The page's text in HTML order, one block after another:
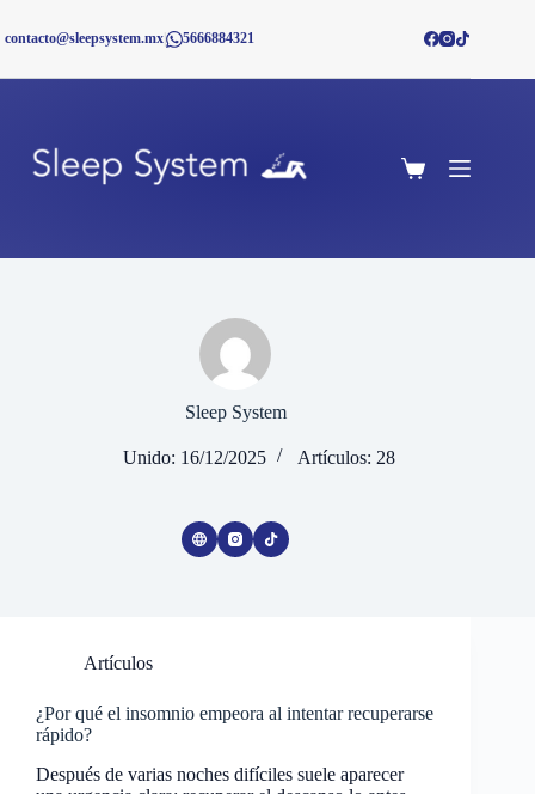
contenido
contacto@sleepsystem.mx 5666884321
Shopping
Sleep System
Unido: 16/12/2025 Artículos: 28
Artículos
¿Por qué el insomnio empeora al intentar recuperarse
rápido?
Después de varias noches difíciles suele aparecer